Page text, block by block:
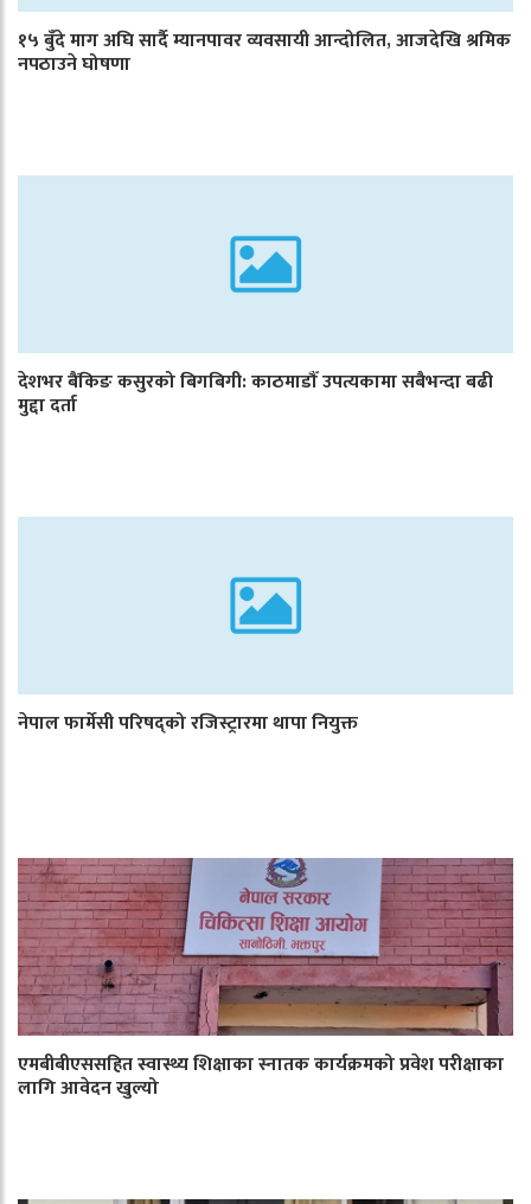
१५ बुँदे माग अघि सार्दै म्यानपावर व्यवसायी आन्दोलित, आजदेखि श्रमिक
नपठाउने घोषणा
देशभर बैंकिङ कसुरको बिगबिगी: काठमाडौँ उपत्यकामा सबैभन्दा बढी
मुद्दा दर्ता
नेपाल फार्मेसी परिषद्को रजिस्ट्रारमा थापा नियुक्त
एमबीबीएससहित स्वास्थ्य शिक्षाका स्नातक कार्यक्रमको प्रवेश परीक्षाका
लागि आवेदन खुल्यो